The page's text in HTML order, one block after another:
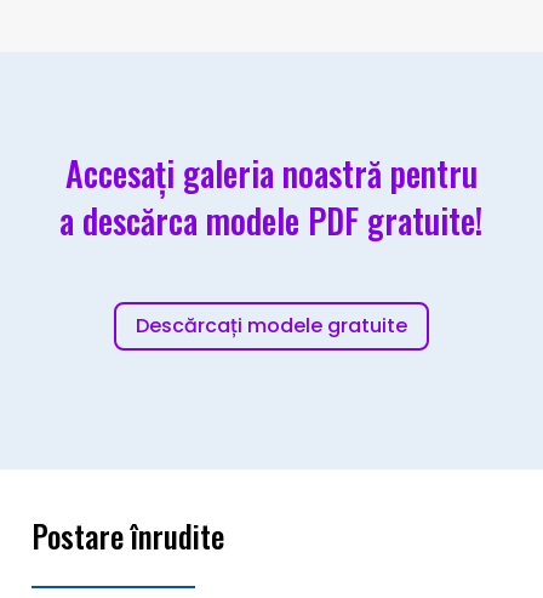
Accesați galeria noastră pentru
a descărca modele PDF gratuite!
Descărcați modele gratuite
Postare înrudite